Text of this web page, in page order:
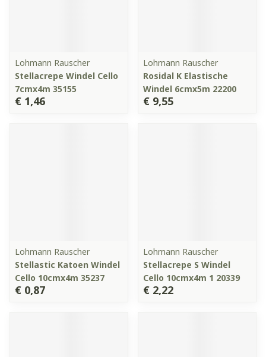
Lohmann Rauscher
Stellacrepe Windel Cello
7cmx4m 35155
€ 1,46
Lohmann Rauscher
Rosidal K Elastische
Windel 6cmx5m 22200
€ 9,55
Lohmann Rauscher
Stellastic Katoen Windel
Cello 10cmx4m 35237
€ 0,87
Lohmann Rauscher
Stellacrepe S Windel
Cello 10cmx4m 1 20339
€ 2,22